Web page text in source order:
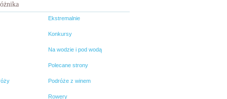
Ekstremalnie
Konkursy
Na wodzie i pod wodą
Polecane strony
Podróże z winem
Rowery